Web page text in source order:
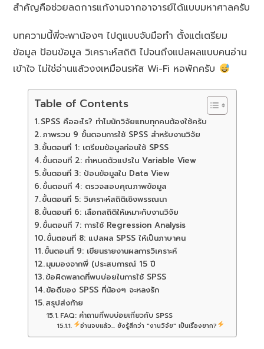
สำคัญคือช่วยลดการแก้งานจากอาจารย์ได้แบบมหาศาลครับ
บทความนี้พี่จะพาน้องๆ ไปดูแบบจับมือทำ ตั้งแต่เตรียม
ข้อมูล ป้อนข้อมูล วิเคราะห์สถิติ ไปจนถึงแปลผลแบบคนอ่าน
เข้าใจ ไม่ใช่อ่านแล้วงงเหมือนรหัส Wi-Fi หอพักครับ
Table of Contents
SPSS คืออะไร? ทำไมนักวิจัยแทบทุกคนต้องใช้ครับ
ภาพรวม 9 ขั้นตอนการใช้ SPSS สำหรับงานวิจัย
ขั้นตอนที่ 1: เตรียมข้อมูลก่อนใช้ SPSS
ขั้นตอนที่ 2: กำหนดตัวแปรใน Variable View
ขั้นตอนที่ 3: ป้อนข้อมูลใน Data View
ขั้นตอนที่ 4: ตรวจสอบคุณภาพข้อมูล
ขั้นตอนที่ 5: วิเคราะห์สถิติเชิงพรรณนา
ขั้นตอนที่ 6: เลือกสถิติให้เหมาะกับงานวิจัย
ขั้นตอนที่ 7: การใช้ Regression Analysis
ขั้นตอนที่ 8: แปลผล SPSS ให้เป็นภาษาคน
ขั้นตอนที่ 9: เขียนรายงานผลการวิเคราะห์
มุมมองจากพี่ (ประสบการณ์ 15 ปี
ข้อผิดพลาดที่พบบ่อยในการใช้ SPSS
ข้อดีของ SPSS ที่น้องๆ จะหลงรัก
สรุปส่งท้าย
FAQ: คำถามที่พบบ่อยเกี่ยวกับ SPSS
อ่านจบแล้ว... ยังรู้สึกว่า "งานวิจัย" เป็นเรื่องยาก?